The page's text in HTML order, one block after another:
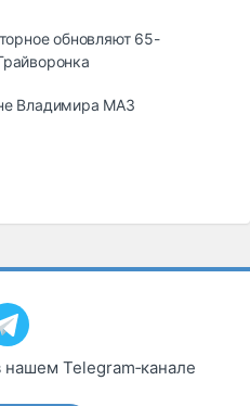
обновляют 65-
Владимира МАЗ
Telegram‑канале